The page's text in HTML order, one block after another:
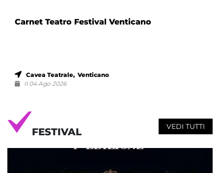
Carnet Teatro Festival Venticano
Cavea Teatrale, Venticano
Il 04 Ago 2026
FESTIVAL VEDI TUTTI